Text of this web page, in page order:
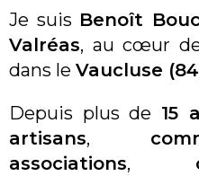
Je suis Benoît
Valréas, au cœur de
dans le Vaucluse
Depuis plus de 15
artisans,
associations,